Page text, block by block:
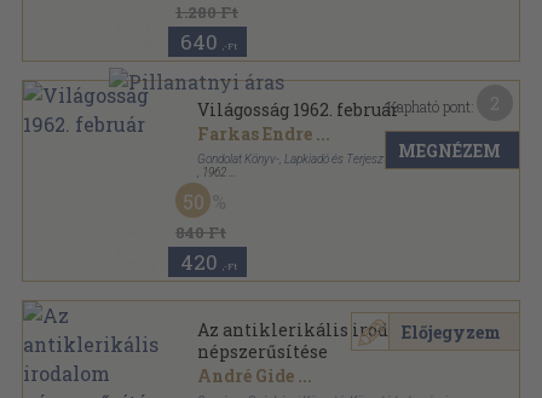
1.280 Ft
640 ,-Ft
Világosság 1962. február
Farkas Endre ...
Gondolat Könyv-, Lapkiadó és Terjesztő Vállalat
1962
Tűzött kötés
Világosság sorozat
840 Ft
50
420 ,-Ft
Kapható pont:
MEGNÉZEM
Az antiklerikális irodalom
népszerűsítése
André Gide ...
Előjegyzem